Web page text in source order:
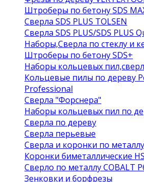
Штроберы по бетону SDS
Сверла SDS PLUS TOLSEN
Сверла SDS PLUS/SDS PLUS
Наборы,Сверла по стеклу и
Штроберы по бетону SDS+
Наборы кольцевых
Кольцевые пилы по дереву
Professional
Сверла "Форснера"
Наборы кольцевых пил по
Сверла по дереву
Сверла перьевые
Сверла и коронки по металлу
Коронки биметаллические
Сверло по металлу COBALT
Зенковки и борфрезы